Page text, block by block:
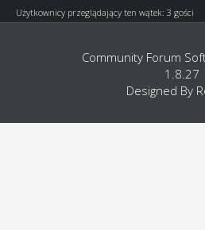
Użytkownicy przeglądający ten wątek: 3 gości
Community Forum
1.8.27
Designed By